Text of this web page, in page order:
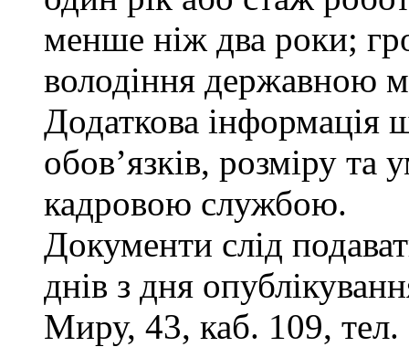
менше ніж два роки;
володіння державною
Додаткова інформація
обов’язків, розміру та
кадровою службою.
Документи слід
днів з дня
Миру, 43, каб. 109,